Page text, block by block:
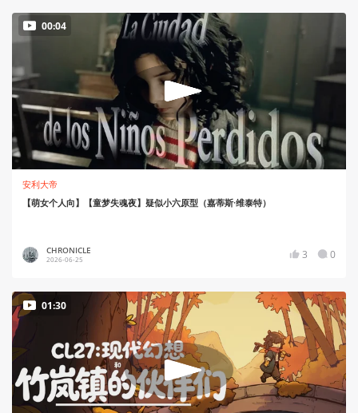
00:04
安利大帝
【萌女个人向】【童梦失魂夜】疑似小六原型（嘉蒂斯·维泰特）
CHRONICLE
2026-06-25 3 0
01:30